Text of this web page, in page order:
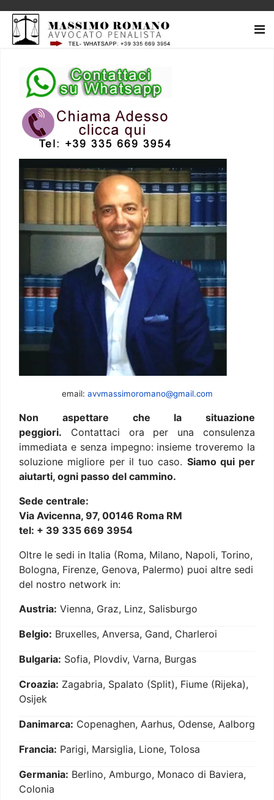
email: avvmassimoromano@gmail.com
Non aspettare che la situazione
peggiori. Contattaci ora per una consulenza
immediata e senza impegno: insieme troveremo la
soluzione migliore per il tuo caso. Siamo qui per
aiutarti, ogni passo del cammino.
Sede centrale:
Via Avicenna, 97, 00146 Roma RM
tel: + 39 335 669 3954
Oltre le sedi in Italia (Roma, Milano, Napoli, Torino,
Bologna, Firenze, Genova, Palermo) puoi altre sedi
del nostro network in:
Austria: Vienna, Graz, Linz, Salisburgo
Belgio: Bruxelles, Anversa, Gand, Charleroi
Bulgaria: Sofia, Plovdiv, Varna, Burgas
Croazia: Zagabria, Spalato (Split), Fiume (Rijeka),
Osijek
Danimarca: Copenaghen, Aarhus, Odense, Aalborg
Francia: Parigi, Marsiglia, Lione, Tolosa
Germania: Berlino, Amburgo, Monaco di Baviera,
Colonia